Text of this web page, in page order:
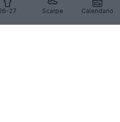
27 Scarpe Calendario